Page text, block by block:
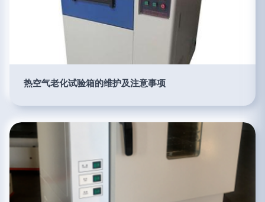
热空气老化试验箱的维护及注意事项